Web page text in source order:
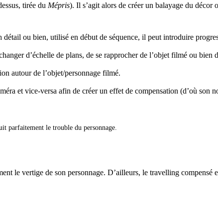
tirée du Mépris). Il s’agit alors de créer un balayage du décor
ou bien, utilisé en début de séquence, il peut introduire
d’échelle de plans, de se rapprocher de l’objet filmé ou bien
autour de l’objet/personnage filmé.
et vice-versa afin de créer un effet de compensation (d’où son
parfaitement le trouble du personnage.
le vertige de son personnage. D’ailleurs, le travelling compensé